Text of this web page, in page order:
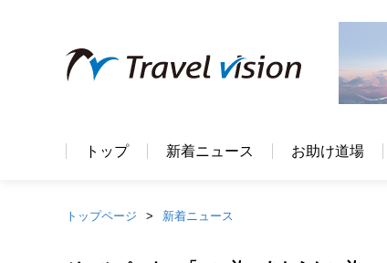
トップ 新着ニュース お助け道場
トップページ 新着ニュース